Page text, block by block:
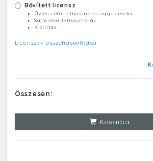
Bővített licensz
Üzleti célú felhasználás egyes esetei
Sajtó célú felhasználás
Kiállítás
Licenszek összehasonlítása
Összesen:
Kosárba